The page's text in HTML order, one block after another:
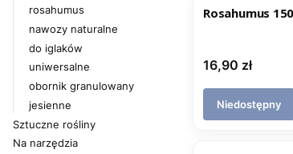
rosahumus
nawozy naturalne
do iglaków
uniwersalne
obornik granulowany
jesienne
Sztuczne rośliny
Na narzędzia
Rosahumus
Cena
16,90 zł
Niedostępny